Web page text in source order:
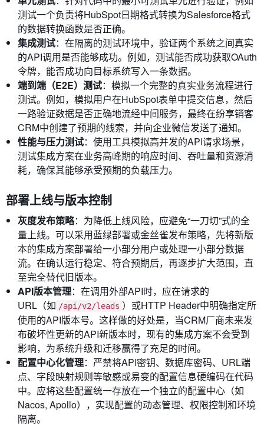
测试一个负责将HubSpot日期格式转换为Salesforce格式
的数据转换函数是否正确。
集成测试：在隔离的测试环境中，验证两个系统之间真实
的API调用是否能够成功。例如，测试能否成功获取OAuth
令牌，能否成功向目标系统写入一条数据。
端到端（E2E）测试：模拟一个完整的真实业务流程进行
测试。例如，模拟用户在HubSpot表单中提交信息，然后
一路验证数据是否正确地流经中间服务，最终在纷享销客
CRM中创建了预期的线索，并向企业微信发送了通知。
性能与压力测试：使用工具模拟高并发的API请求场景，
测试集成方案在业务高峰期的响应时间、吞吐量和资源消
耗，确保其能够承受预期的负载压力。
部署上线与版本控制
灰度发布策略：为降低上线风险，应避免“一刀切”式的全
量上线。可以采用蓝绿部署或金丝雀发布策略，先将新版
本的集成方案部署给一小部分用户或处理一小部分数据
流。在确认运行稳定、符合预期后，再逐步扩大范围，直
至完全替代旧版本。
API版本管理：在调用外部API时，应在请求的
URL（如 /api/v2/leads ）或HTTP Header中明确指定所
使用的API版本号。这样做的好处是，当CRM厂商未来发
布破坏性更新的API新版本时，现有的集成方案不会受到
影响，为系统升级和迁移赢得了充足的时间。
配置中心化管理：严禁将API密钥、数据库密码、URL端
点、字段映射规则等敏感或易变的配置信息硬编码在代码
中。应将这些配置统一存放在一个独立的配置中心（如
Nacos, Apollo），实现配置的动态管理、权限控制和环境
隔离。